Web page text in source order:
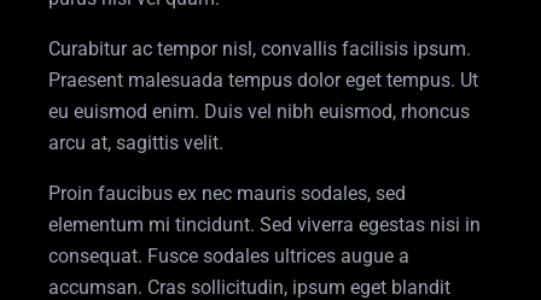
Curabitur ac tempor nisl, convallis facilisis ipsum.
Praesent malesuada tempus dolor eget tempus. Ut
eu euismod enim. Duis vel nibh euismod, rhoncus
arcu at, sagittis velit.
Proin faucibus ex nec mauris sodales, sed
elementum mi tincidunt. Sed viverra egestas nisi in
consequat. Fusce sodales ultrices augue a
accumsan. Cras sollicitudin, ipsum eget blandit